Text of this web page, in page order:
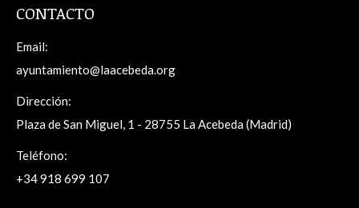
CONTACTO
Email:
ayuntamiento@laacebeda.org
Dirección:
Plaza de San Miguel, 1 - 28755 La Acebeda (Madrid)
Teléfono:
+34 918 699 107